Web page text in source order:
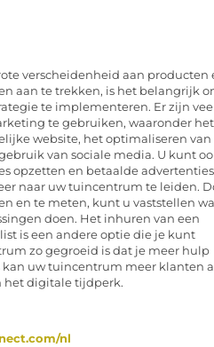
verscheidenheid aan producten
aan te trekken, is het belangrijk
te implementeren. Er zijn
te gebruiken, waaronder het
website, het optimaliseren van
van sociale media. U kunt
opzetten en betaalde advertenties
naar uw tuincentrum te leiden.
en te meten, kunt u vaststellen
doen. Het inhuren van een
is een andere optie die je kunt
zo gegroeid is dat je meer hulp
kan uw tuincentrum meer klanten
het digitale tijdperk.
nl